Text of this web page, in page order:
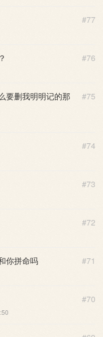
#77
#76
#75
要删我明明记的那
#74
#73
#72
#71
你拼命吗
#70